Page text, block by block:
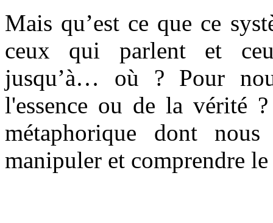
Mais qu’est ce que ce
ceux qui parlent et
jusqu’à… où ? Pour
l'essence ou de la vérité
métaphorique dont
manipuler et comprendre